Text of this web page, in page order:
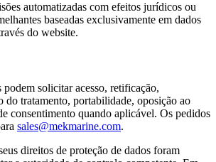
automatizadas com efeitos jurídicos ou
baseadas exclusivamente em dados
do website.
podem solicitar acesso, retificação,
do tratamento, portabilidade, oposição ao
consentimento quando aplicável. Os pedidos
sales@mekmarine.com.
direitos de proteção de dados foram